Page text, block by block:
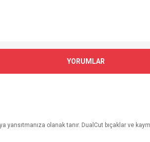
YORUMLAR
yansıtmanıza olanak tanır. DualCut bıçaklar ve